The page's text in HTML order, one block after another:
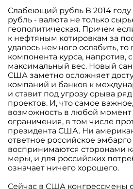
Слабеющий рубль В 2014 году
рубль - валюта не только
геополитическая. Причем
к нефтяным котировкам за
удалось немного ослабить, то
компонента курса, напротив,
максимальный вес. Новый
США заметно осложняет
компаний и банков к
и ставит под угрозу срыва
проектов. И, что самое
возможность в любой
ограничения, в том числе
президента США. Ни
ответное российское
воспринимаются сторонами
меры, и для российских
означает ничего хорошего.
Сейчас в США конгрессмены